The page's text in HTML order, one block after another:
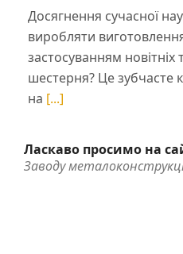
Досягнення сучасної
виробляти
застосуванням
шестерня? Це зубчасте
на [...]
Ласкаво просимо на
Заводу